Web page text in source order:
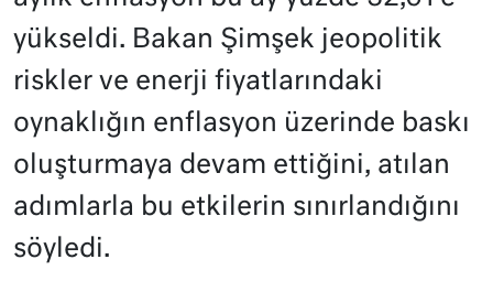
yükseldi. Bakan Şimşek jeopolitik
riskler ve enerji fiyatlarındaki
oynaklığın enflasyon üzerinde baskı
oluşturmaya devam ettiğini, atılan
adımlarla bu etkilerin sınırlandığını
söyledi.